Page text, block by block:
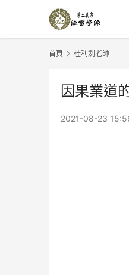
首頁 桂利劍老師
因果業道
2021-08-23